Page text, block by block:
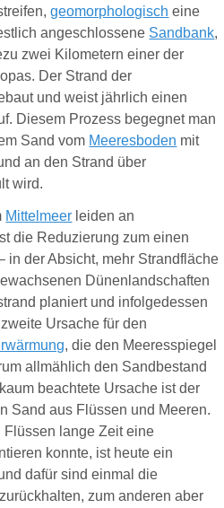
geomorphologisch eine
angeschlossene Sandbank,
zwei Kilometern einer der
Der Strand der
und weist jährlich einen
Diesem Prozess begegnet man
Sand vom Meeresboden mit
an den Strand über
wird.
Mittelmeer leiden an
die Reduzierung zum einen
in der Absicht, mehr Strandfläche
Dünenlandschaften
planiert und infolgedessen
Ursache für den
, die den Meeresspiegel
allmählich den Sandbestand
beachtete Ursache ist der
Sand aus Flüssen und Meeren.
Flüssen lange Zeit eine
konnte, ist heute ein
dafür sind einmal die
zum anderen aber